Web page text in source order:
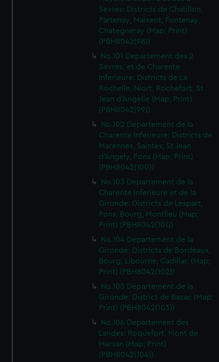
Sevres: Districts de Chatillon,
Partenay, Maixent, Fontenay,
Chategneray (Map; Print)
(PBH8042(98))
No.101 Departement des 2
Sevres, et de Charente
Inferieure: Districts de La
Rochelle, Niort, Rochefort, St
Jean d'Angelie (Map; Print)
(PBH8042(99))
No.102 Departement de la
Charente Inferieure: Districts de
Marennes, Saintes, St Jean
d'Angely, Pons (Map; Print)
(PBH8042(100))
No.103 Departement de la
Charente Inferieure et de la
Gironde: Districts de Lespart,
Pons, Bourg, Montlieu (Map;
Print) (PBH8042(101))
No.104 Departement de la
Gironde: Districts de Bordeaux,
Bourg, Libourne, Cadillac (Map;
Print) (PBH8042(102))
No.105 Departement de la
Gironde: District de Bazac (Map;
Print) (PBH8042(103))
No.106 Departement des
Landes: Roquefort, Mont de
Marsan (Map; Print)
(PBH8042(104))